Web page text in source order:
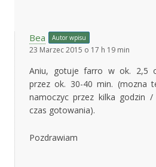
Bea Autor wpisu
23 Marzec 2015 o 17 h 19 min
Aniu, gotuje farro w ok. 2,5
przez ok. 30-40 min. (mozna
namoczyc przez kilka godzin
czas gotowania).
Pozdrawiam